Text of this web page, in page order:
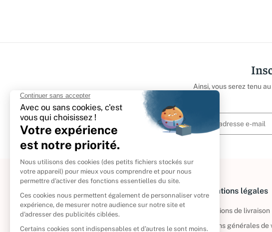
Ainsi, vous serez tenu
À propos
Politique de retour
Reprendre vos livres
Informations légales
Informations de livraison
Conditions générales de